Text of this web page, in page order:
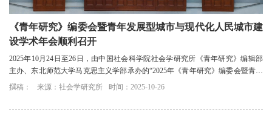
《青年研究》编委会暨青年发展型城市与现代化人民城市建
设学术年会顺利召开
2025年10月24日至26日，由中国社会科学院社会学研究所《青年研究》编辑部
主办、东北师范大学马克思主义学部承办的“2025年《青年研究》编委会暨青年
发展型城市与现代化人民城市建设学术年会...
撰稿： 来源：社会学研究所 时间：2025-10-26